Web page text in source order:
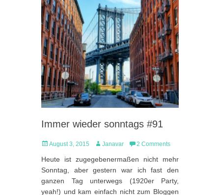
Immer wieder sonntags #91
Posted
August 3, 2015 Author
Janavar 2 Comments
Heute ist zugegebenermaßen nicht mehr
Sonntag, aber gestern war ich fast den
ganzen Tag unterwegs (1920er Party,
yeah!) und kam einfach nicht zum Bloggen